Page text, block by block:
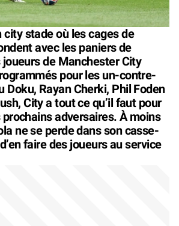
city stade où les cages de
avec les paniers de
de Manchester City
pour les un-contre-
Doku, Rayan Cherki, Phil Foden
City a tout ce qu’il faut pour
adversaires. À moins
ne se perde dans son casse-
faire des joueurs au service